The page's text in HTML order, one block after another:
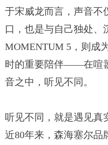
于宋威龙而言，声音不
口，也是与自己独处、
MOMENTUM 5，则成
时的重要陪伴——在喧
音之中，听见不同。
听见不同，就是遇见真
近80年来，森海塞尔品